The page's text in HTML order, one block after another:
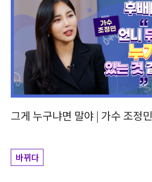
그게 누구냐면 말야 | 가수 조정민
바뀌다